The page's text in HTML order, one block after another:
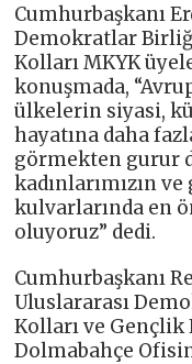
Cumhurbaşkanı
Demokratlar
Kolları MKYK
konuşmada,
ülkelerin siyasi,
hayatına daha
görmekten gurur
kadınlarımızın
kulvarlarında en
oluyoruz” dedi.
Cumhurbaşkanı
Uluslararası
Kolları ve
Dolmabahçe